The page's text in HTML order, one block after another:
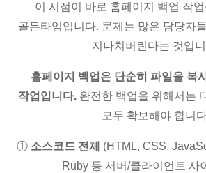
이 시점이 바로 홈페이지 백업 작
골든타임입니다. 문제는 많은 담당자
지나쳐버린다는 것입
홈페이지 백업은 단순히 파일을 복
작업입니다. 완전한 백업을 위해서는
모두 확보해야 합니
① 소스코드 전체
(HTML, CSS,
Ruby 등 서버/클라이언트 사